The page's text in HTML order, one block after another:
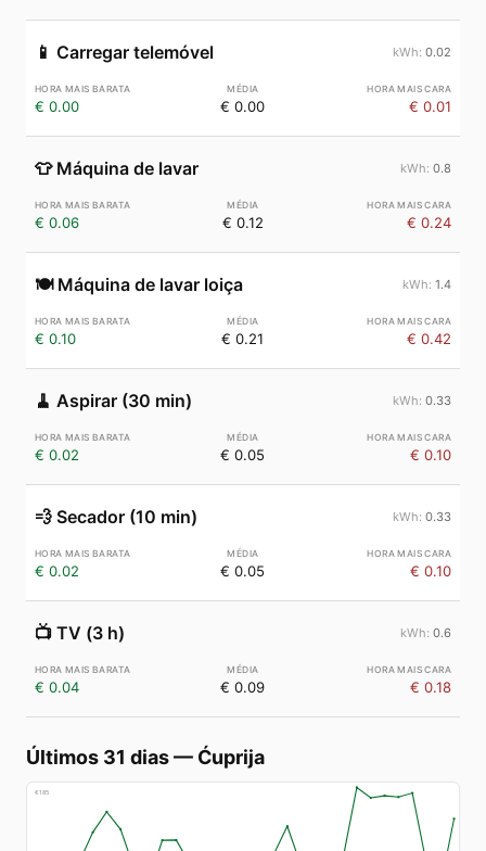
📱 Carregar telemóvel 0.02
€ 0.00 € 0.00 € 0.01
👕 Máquina de lavar 0.8
€ 0.06 € 0.12 € 0.24
🍽️ Máquina de lavar loiça 1.4
€ 0.10 € 0.21 € 0.42
🧹 Aspirar (30 min) 0.33
€ 0.02 € 0.05 € 0.10
💨 Secador (10 min) 0.33
€ 0.02 € 0.05 € 0.10
📺 TV (3 h) 0.6
€ 0.04 € 0.09 € 0.18
Últimos 31 dias— Ćuprija
€185